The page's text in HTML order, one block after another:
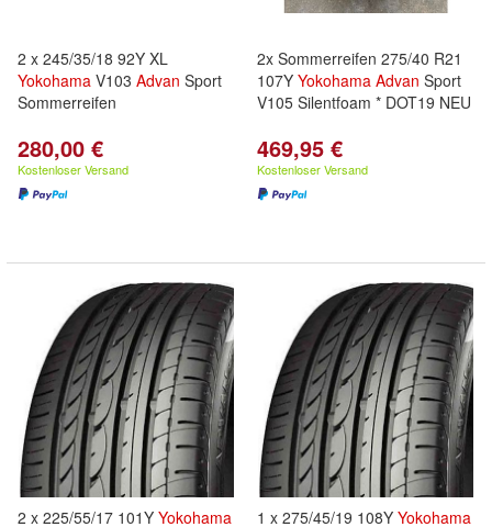
2 x 245/35/18 92Y XL
Yokohama V103 Advan Sport
Sommerreifen
280,00 €
Kostenloser Versand
2x Sommerreifen 275/40 R21
107Y Yokohama Advan Sport
V105 Silentfoam * DOT19 NEU
469,95 €
Kostenloser Versand
2 x 225/55/17 101Y Yokohama 1 x 275/45/19 108Y Yokohama